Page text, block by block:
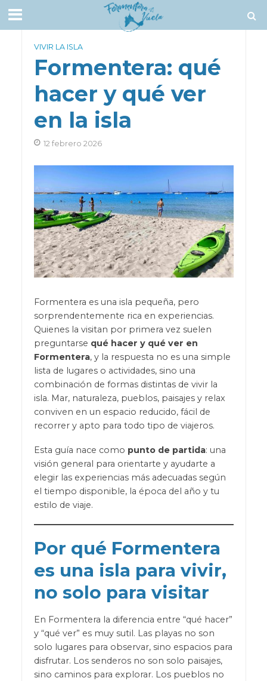
VIVIR LA ISLA
Formentera: qué
hacer y qué ver
en la isla
12 febrero 2026
Formentera es una isla pequeña, pero
sorprendentemente rica en experiencias.
Quienes la visitan por primera vez suelen
preguntarse qué hacer y qué ver en
Formentera, y la respuesta no es una simple
lista de lugares o actividades, sino una
combinación de formas distintas de vivir la
isla. Mar, naturaleza, pueblos, paisajes y relax
conviven en un espacio reducido, fácil de
recorrer y apto para todo tipo de viajeros.
Esta guía nace como punto de partida: una
visión general para orientarte y ayudarte a
elegir las experiencias más adecuadas según
el tiempo disponible, la época del año y tu
estilo de viaje.
Por qué Formentera
es una isla para vivir,
no solo para visitar
En Formentera la diferencia entre “qué hacer”
y “qué ver” es muy sutil. Las playas no son
solo lugares para observar, sino espacios para
disfrutar. Los senderos no son solo paisajes,
sino caminos para explorar. Los pueblos no